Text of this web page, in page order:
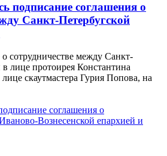
подписание соглашения о
Санкт-Петербугской
сотрудничестве между Санкт-
лице протоирея Константина
скаутмастера Гурия Попова, на